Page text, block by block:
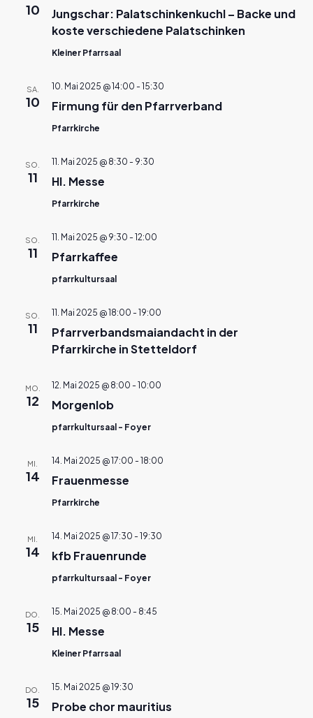
10
Jungschar: Palatschinkenkuchl – Backe und
koste verschiedene Palatschinken
Kleiner Pfarrsaal
SA.
10 Firmung für den Pfarrverband
10. Mai 2025 @ 14:00 - 15:30
Pfarrkirche
SO.
11 Hl. Messe
11. Mai 2025 @ 8:30 - 9:30
Pfarrkirche
SO.
11 Pfarrkaffee
11. Mai 2025 @ 9:30 - 12:00
pfarrkultursaal
SO.
11
Pfarrverbandsmaiandacht in der
Pfarrkirche in Stetteldorf
11. Mai 2025 @ 18:00 - 19:00
MO.
12 Morgenlob
12. Mai 2025 @ 8:00 - 10:00
pfarrkultursaal - Foyer
MI.
14 Frauenmesse
14. Mai 2025 @ 17:00 - 18:00
Pfarrkirche
MI.
14 kfb Frauenrunde
14. Mai 2025 @ 17:30 - 19:30
pfarrkultursaal - Foyer
DO.
15 Hl. Messe
15. Mai 2025 @ 8:00 - 8:45
Kleiner Pfarrsaal
DO.
15 Probe chor mauritius
15. Mai 2025 @ 19:30